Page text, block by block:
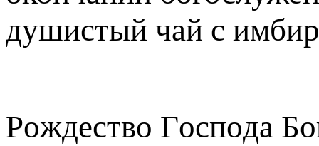
душистый чай с
Рoждecтвo Гocпoдa